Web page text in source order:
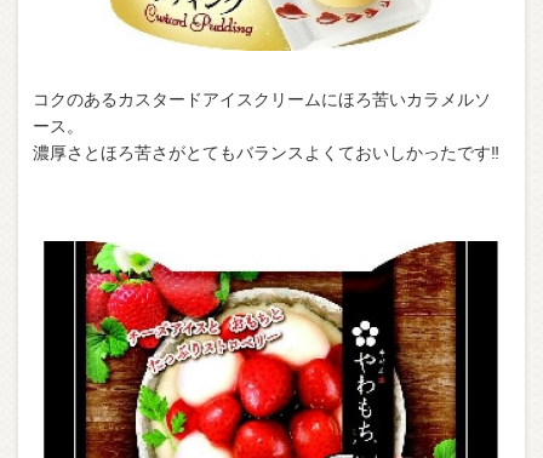
コクのあるカスタードアイスクリームにほろ苦いカラメルソ
ース。
濃厚さとほろ苦さがとてもバランスよくておいしかったです‼︎